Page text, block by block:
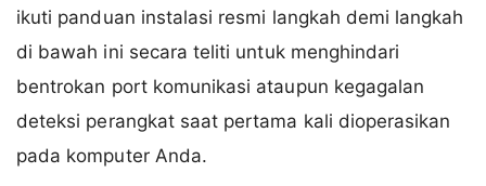
ikuti panduan instalasi resmi langkah demi langkah
di bawah ini secara teliti untuk menghindari
bentrokan port komunikasi ataupun kegagalan
deteksi perangkat saat pertama kali dioperasikan
pada komputer Anda.